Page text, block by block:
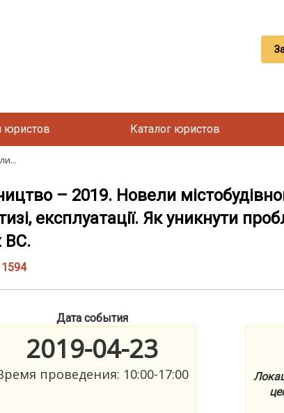
юристов Каталог юристов
– 2019. Новели
експлуатації. Як уникнути
ВС.
1594
Дата события
2019-04-23
проведения: 10:00-17:00